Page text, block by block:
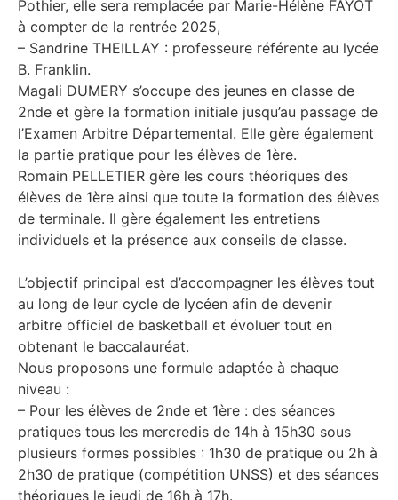
Pothier, elle sera remplacée par Marie-Hélène FAYOT
à compter de la rentrée 2025,
– Sandrine THEILLAY : professeure référente au lycée
B. Franklin.
Magali DUMERY s’occupe des jeunes en classe de
2nde et gère la formation initiale jusqu’au passage de
l’Examen Arbitre Départemental. Elle gère également
la partie pratique pour les élèves de 1ère.
Romain PELLETIER gère les cours théoriques des
élèves de 1ère ainsi que toute la formation des élèves
de terminale. Il gère également les entretiens
individuels et la présence aux conseils de classe.
L’objectif principal est d’accompagner les élèves tout
au long de leur cycle de lycéen afin de devenir
arbitre officiel de basketball et évoluer tout en
obtenant le baccalauréat.
Nous proposons une formule adaptée à chaque
niveau :
– Pour les élèves de 2nde et 1ère : des séances
pratiques tous les mercredis de 14h à 15h30 sous
plusieurs formes possibles : 1h30 de pratique ou 2h à
2h30 de pratique (compétition UNSS) et des séances
théoriques le jeudi de 16h à 17h.